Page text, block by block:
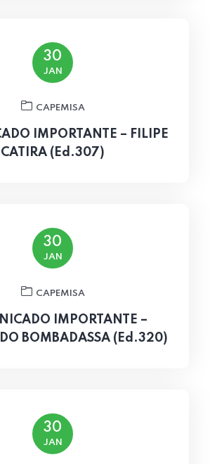
30
JAN
CAPEMISA
IMPORTANTE – FILIPE
CATIRA (Ed.307)
30
JAN
CAPEMISA
IMPORTANTE –
BOMBADASSA (Ed.320)
30
JAN